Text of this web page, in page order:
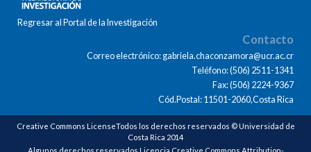
Regresar al Portal de la Investigación
Contacto
Correo electrónico: gabriela.chaconzamora@ucr.ac.cr
Teléfono: (506) 2511-1341
Fax: (506) 2224-9367
Cód.Postal: 11501-2060,Costa Rica
Creative Commons LicenseTodos los derechos reservados © Universidad de
Costa Rica 2014